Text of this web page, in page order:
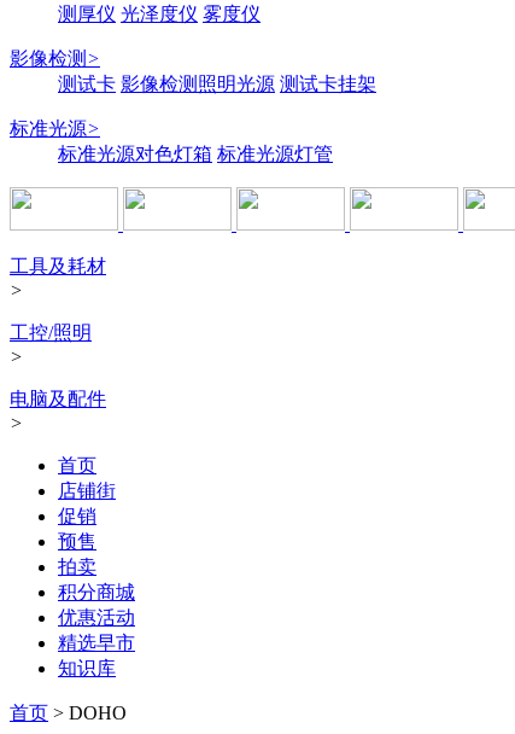
测厚仪 光泽度仪 雾度仪
影像检测 >
测试卡 影像检测照明光源 测试卡挂架
标准光源>
标准光源对色灯箱 标准光源灯管
工具及耗材
>
工控/照明
>
电脑及配件
>
首页
店铺街
促销
预售
拍卖
积分商城
优惠活动
精选早市
知识库
首页 > DOHO